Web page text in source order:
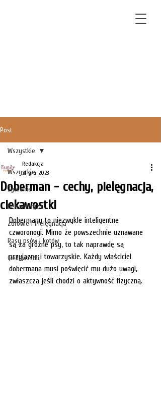
Post
Wszystkie
Żywienie
Behawioryzm
Zdrowie i Pielęgnacja
Rasy psów i kotów
Ciekawostki
Wszystkie
Doberman - cechy, pielęgnacja,
ciekawostki
Redakcja
21 gru 2023
Dobermany to niezwykle inteligentne
czworonogi. Mimo że powszechnie uznawane
są za groźne psy, to tak naprawdę są
przyjazne i towarzyskie. Każdy właściciel
dobermana musi poświęcić mu dużo uwagi,
zwłaszcza jeśli chodzi o aktywność fizyczną.